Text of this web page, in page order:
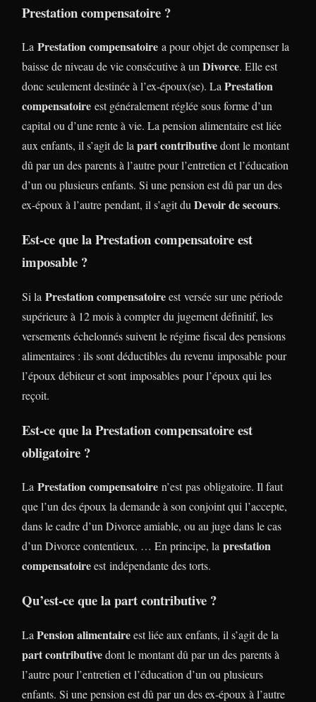
Prestation compensatoire ?
La Prestation compensatoire a pour objet de compenser la
baisse de niveau de vie consécutive à unDivorce. Elle est
donc seulement destinée à l’ex-époux(se). LaPrestation
compensatoire est généralement réglée sous forme d’un
capital ou d’une rente à vie. La pension alimentaire est liée
aux enfants, il s’agit de lapart contributivedont le montant
dû par un des parents à l’autre pour l’entretien et l’éducation
d’un ou plusieurs enfants. Si une pension est dû par un des
ex-époux à l’autre pendant, il s’agit duDevoir de secours.
Est-ce que la Prestation compensatoire est
imposable ?
Si la Prestation compensatoireest versée sur une période
supérieure à 12 mois à compter du jugement définitif, les
versements échelonnés suivent le régime fiscal des pensions
alimentaires : ils sont déductibles du revenu imposable pour
l’époux débiteur et sont imposables pour l’époux qui les
reçoit.
Est-ce que la Prestation compensatoire est
obligatoire ?
La Prestation compensatoire n’est pas obligatoire. Il faut
que l’un des époux la demande à son conjoint qui l’accepte,
dans le cadre d’un Divorce amiable, ou au juge dans le cas
d’un Divorce contentieux. … En principe, la prestation
compensatoireest indépendante des torts.
Qu’est-ce que la part contributive ?
La Pension alimentaireest liée aux enfants, il s’agit de la
part contributivedont le montant dû par un des parents à
l’autre pour l’entretien et l’éducation d’un ou plusieurs
enfants. Si une pension est dû par un des ex-époux à l’autre